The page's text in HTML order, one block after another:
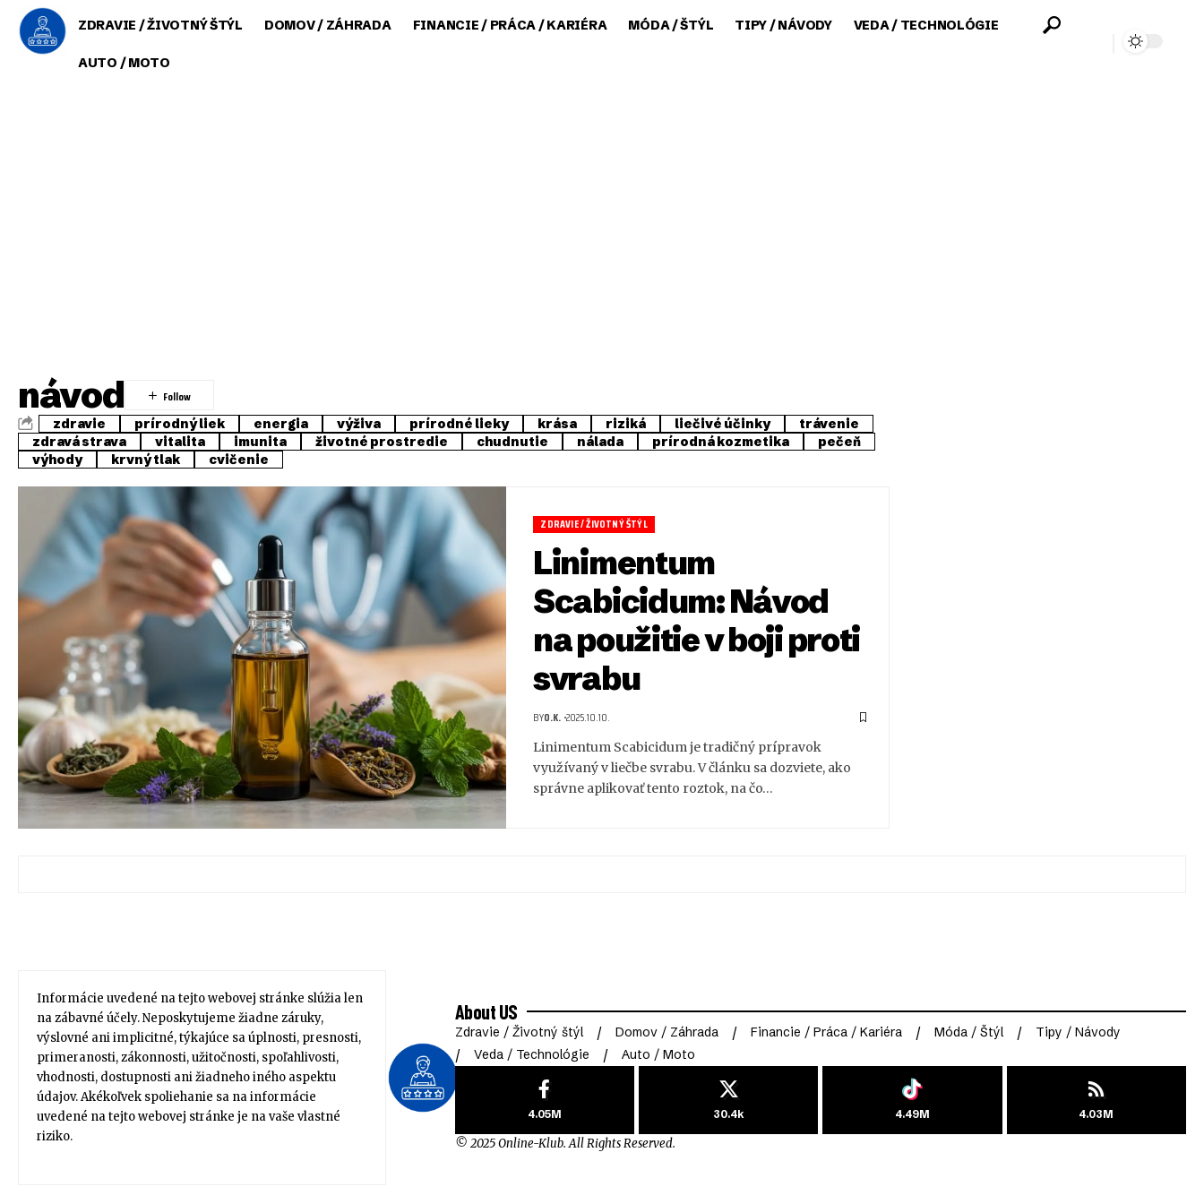
ZDRAVIE / ŽIVOTNÝ ŠTÝL DOMOV / ZÁHRADA FINANCIE / PRÁCA / KARIÉRA MÓDA / ŠTÝL TIPY / NÁVODY VEDA / TECHNOLÓGIE
AUTO / MOTO
návod
zdravie prírodný liek energia výživa prírodné lieky krása riziká liečivé účinky
trávenie
zdravá strava
vitalita imunita životné prostredie chudnutie nálada prírodná kozmetika
pečeň
výhody
krvný tlak cvičenie
ZDRAVIE / ŽIVOTNÝ ŠTÝL
Linimentum
Scabicidum: Návod
na použitie v boji proti
svrabu
BYO.K. 2025.10.10.
Linimentum Scabicidum je tradičný prípravok
využívaný v liečbe svrabu. V článku sa dozviete, ako
správne aplikovať tento roztok, na čo…
Informácie uvedené na tejto webovej stránke slúžia len
na zábavné účely. Neposkytujeme žiadne záruky,
výslovné ani implicitné, týkajúce sa úplnosti, presnosti,
primeranosti, zákonnosti, užitočnosti, spoľahlivosti,
vhodnosti, dostupnosti ani žiadneho iného aspektu
údajov. Akékoľvek spoliehanie sa na informácie
uvedené na tejto webovej stránke je na vaše vlastné
riziko.
About US
Zdravie / Životný štýl Domov / Záhrada Financie / Práca / Kariéra Móda / Štýl
Tipy / Návody
Veda / Technológie
Auto / Moto
4.05M 30.4k 4.49M 4.03M
© 2025 Online-Klub. All Rights Reserved.